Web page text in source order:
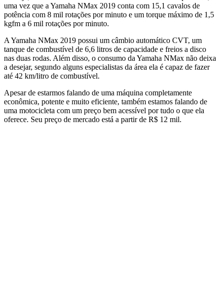
uma vez que a Yamaha NMax 2019 conta com 15,1 cavalos de
potência com 8 mil rotações por minuto e um torque máximo de 1,5
kgfm a 6 mil rotações por minuto.
A Yamaha NMax 2019 possui um câmbio automático CVT, um
tanque de combustível de 6,6 litros de capacidade e freios a disco
nas duas rodas. Além disso, o consumo da Yamaha NMax não deixa
a desejar, segundo alguns especialistas da área ela é capaz de fazer
até 42 km/litro de combustível.
Apesar de estarmos falando de uma máquina completamente
econômica, potente e muito eficiente, também estamos falando de
uma motocicleta com um preço bem acessível por tudo o que ela
oferece. Seu preço de mercado está a partir de R$ 12 mil.